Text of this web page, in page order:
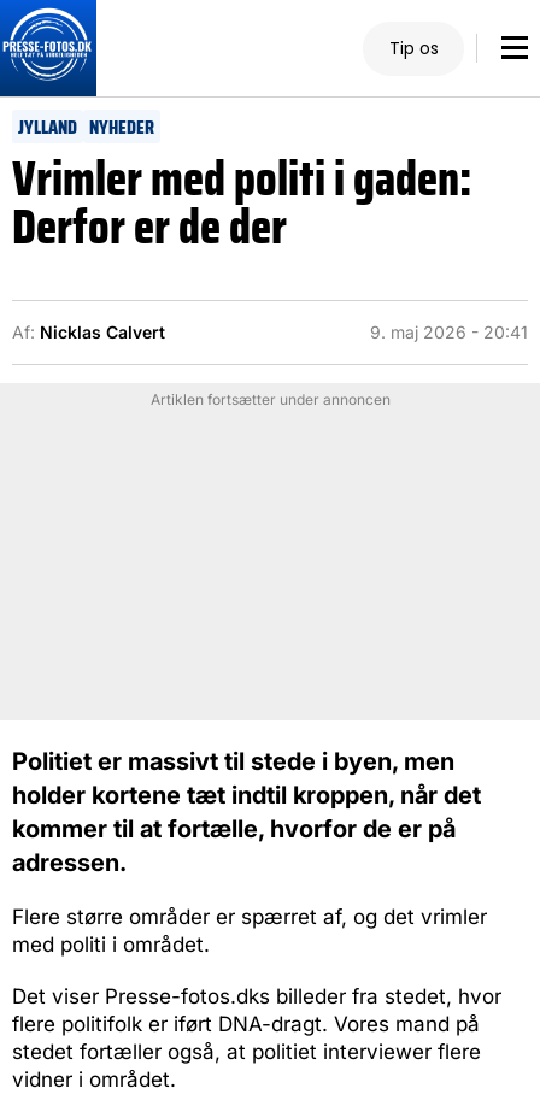
Tip os
JYLLAND NYHEDER
Vrimler med politi i gaden:
Derfor er de der
Af: Nicklas Calvert 9. maj 2026 - 20:41
Artiklen fortsætter under annoncen
Politiet er massivt til stede i byen, men
holder kortene tæt indtil kroppen, når det
kommer til at fortælle, hvorfor de er på
adressen.
Flere større områder er spærret af, og det vrimler
med politi i området.
Det viser Presse-fotos.dks billeder fra stedet, hvor
flere politifolk er iført DNA-dragt. Vores mand på
stedet fortæller også, at politiet interviewer flere
vidner i området.